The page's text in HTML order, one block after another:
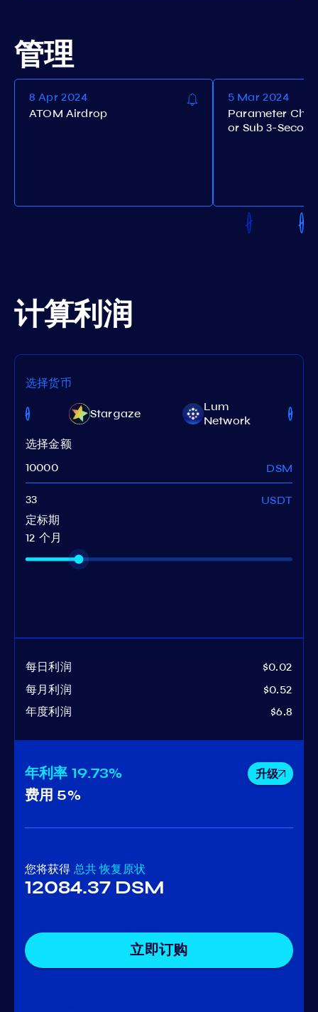
管理
8 Apr 2024
ATOM Airdrop
5 Mar 2024
Parameter
or Sub 3-
计算利润
选择货币
Stargaze
Lum
Network
选择金额
DSM
USDT
定标期
12 个月
每日利润
$0.02
每月利润
$0.52
年度利润
$6.8
年利率 19.73% 升级
费用 5%
您将获得 总共 恢复原状
12084.37 DSM
立即订购